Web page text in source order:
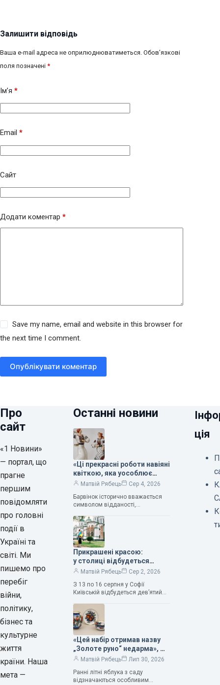
Залишити відповідь
Ваша e-mail адреса не оприлюднюватиметься. Обов’язкові
поля позначені *
Ім’я *
Email *
Сайт
Додати коментар *
Save my name, email and website in this browser for
the next time I comment.
Опублікувати коментар
Про
сайт
«1 Новини»
— портал, що
прагне
першим
повідомляти
про головні
події в
Україні та
світі. Ми
пишемо про
перебіг
війни,
політику,
бізнес та
культурне
життя
країни. Наша
мета —
Останні новини
«Ці прекрасні роботи навіяні
квіткою, яка уособлює
нескінченне кохання», —
Людмила Карпінська-
Романюк
Матвій Рябець
Сер 4, 2026
Барвінок історично вважається
символом відданості,
та тривалого подружнього союзу.
Саме тому ця рослина надихала і
продовжує надихати митців на
Прикрашені красою:
у столиці відбудеться
дев’ятий фестиваль
Матвій Рябець
Сер 2, 2026
З 13 по 16 серпня у Софії
Київській відбудеться дев’ятий
мистецтв Bouquet Kyiv Stage. Ця
подія традиційно…
«Цей набір отримав назву
„Золоте руно“ недарма», —
колекціонерка Людмила
Матвій Рябець
Лип 30, 2026
Ранні літні яблука з саду
відзначаються особливим
ція